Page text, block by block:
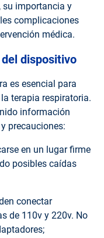
su importancia y
complicaciones
médica.
dispositivo
es esencial para
terapia respiratoria.
información
precauciones:
en un lugar firme
posibles caídas
conectar
de 110v y 220v. No